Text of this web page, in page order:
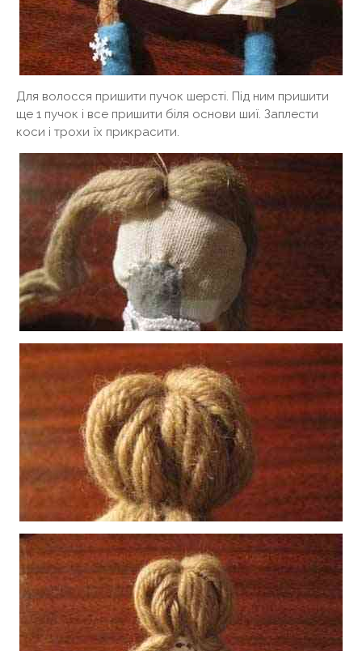
Для волосся пришити пучок шерсті. Під ним пришити
ще 1 пучок і все пришити біля основи шиї. Заплести
коси і трохи їх прикрасити.